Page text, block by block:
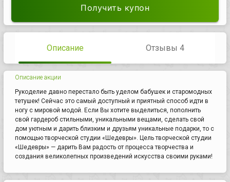
Получить купон
Описание Отзывы 4
Описание акции
Рукоделие давно перестало быть уделом бабушек и старомодных
тетушек! Сейчас это самый доступный и приятный способ идти в
ногу с мировой модой. Если Вы хотите выделиться, пополнить
свой гардероб стильными, уникальными вещами, сделать свой
дом уютным и дарить близким и друзьям уникальные подарки, то с
помощью творческой студии «Шедевры». Цель творческой студии
«Шедевры» — дарить Вам радость от процесса творчества и
создания великолепных произведений искусства своими руками!